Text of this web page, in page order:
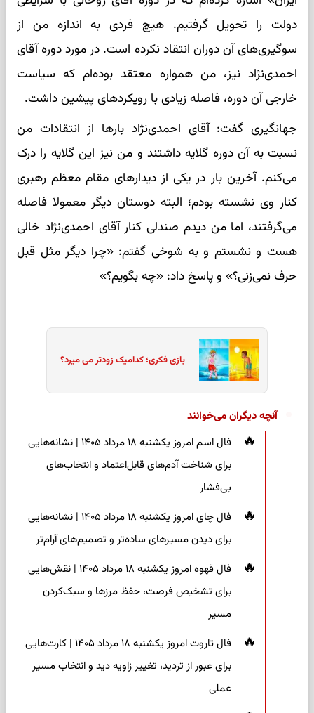
دولت را تحویل گرفتیم. هیچ فردی به اندازه من از
سوگیری‌های آن دوران انتقاد نکرده است. در مورد دوره آقای
احمدی‌نژاد نیز، من همواره معتقد بوده‌ام که سیاست
خارجی آن دوره، فاصله زیادی با رویکرد‌های پیشین داشت.
جهانگیری گفت: آقای احمدی‌نژاد بار‌ها از انتقادات من
نسبت به آن دوره گلایه داشتند و من نیز این گلایه را درک
می‌کنم. آخرین بار در یکی از دیدار‌های مقام معظم رهبری
کنار وی نشسته بودم؛ البته دوستان دیگر معمولا فاصله
می‌گرفتند، اما من دیدم صندلی کنار آقای احمدی‌نژاد خالی
هست و نشستم و به شوخی گفتم: «چرا دیگر مثل قبل
حرف نمی‌زنی؟» و پاسخ داد: «چه بگویم؟»
بازی فکری؛ کدامیک زودتر می میرد؟
آنچه دیگران می‌خوانند
فال اسم امروز یکشنبه ۱۸ مرداد ۱۴۰۵ | نشانه‌هایی
برای شناخت آدم‌های قابل‌اعتماد و انتخاب‌های
بی‌فشار
فال چای امروز یکشنبه ۱۸ مرداد ۱۴۰۵ | نشانه‌هایی
برای دیدن مسیرهای ساده‌تر و تصمیم‌های آرام‌تر
فال قهوه امروز یکشنبه ۱۸ مرداد ۱۴۰۵ | نقش‌هایی
برای تشخیص فرصت، حفظ مرزها و سبک‌کردن
مسیر
فال تاروت امروز یکشنبه ۱۸ مرداد ۱۴۰۵ | کارت‌هایی
برای عبور از تردید، تغییر زاویه دید و انتخاب مسیر
عملی